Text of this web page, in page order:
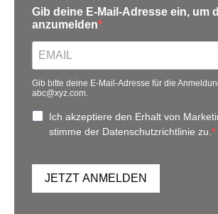
Gib deine E-Mail-Adresse ein, um
anzumelden
Gib bitte deine E-Mail-Adresse für die
abc@xyz.com.
Ich akzeptiere den Erhalt von
stimme der Datenschutzrichtlinie zu.
JETZT ANMELDEN